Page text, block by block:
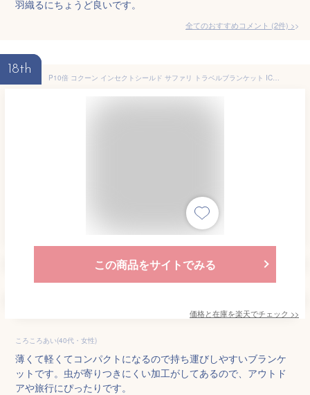
羽織るにちょうど良いです。
全てのおすすめコメント (2件) >
18th
P10倍 コクーン インセクトシールド サファリ トラベルブランケット ICMB95 No.12550030 虫よけ加工 クールマックス ブランケット コンパクト収納 便利 アウトドア トラベル COCOON
この商品をサイトでみる
価格と在庫を楽天でチェック >>
ころころあい(40代・女性)
薄くて軽くてコンパクトになるので持ち運びしやすいブランケ
ットです。虫が寄りつきにくい加工がしてあるので、アウトド
アや旅行にぴったりです。